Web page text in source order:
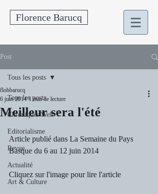
Florence Barucq
Post
Tous les posts
Chroniques Web
Editorialisme
Revue
Actualité
Art & Culture
Tous les posts
Meilleur sera l'été
flohbarucq
6 juin 2014 1 min de lecture
Article publié dans La Semaine du Pays
Basque du 6 au 12 juin 2014
Cliquez sur l'image pour lire l'article